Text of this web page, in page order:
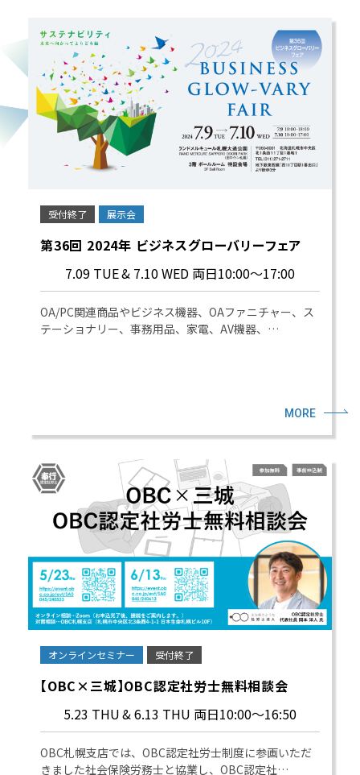
受付終了 展示会
第36回 2024年 ビジネスグローバリーフェア
7.09 TUE& 7.10 WED 両日10:00～17:00
OA/PC関連商品やビジネス機器、OAファニチャー、ス
テーショナリー、事務用品、家電、AV機器、…
MORE
オンラインセミナー 受付終了
【OBC×三城】OBC認定社労士無料相談会
5.23 THU& 6.13 THU 両日10:00～16:50
OBC札幌支店では、OBC認定社労士制度に参画いただ
きました社会保険労務士と協業し、OBC認定社…